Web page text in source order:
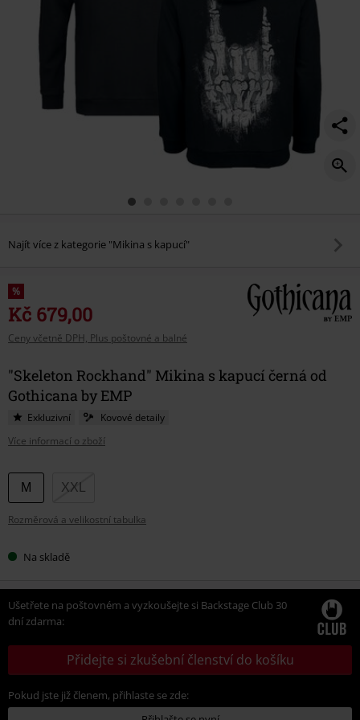
Najít více z kategorie "Mikina s kapucí"
%
Kč 679,00
Ceny včetně DPH, Plus poštovné a balné
"Skeleton Rockhand" Mikina s kapucí černá od
Gothicana by EMP
Exkluzivní
Kovové detaily
Více informací o zboží
Vyberte
si
velikost
M XXL
Rozměrová a velikostní tabulka
Na skladě
Ušetřete na poštovném a vyzkoušejte si Backstage Club 30
dní zdarma:
Přidejte si zkušební členství do košíku
Pokud jste již členem, přihlaste se zde: